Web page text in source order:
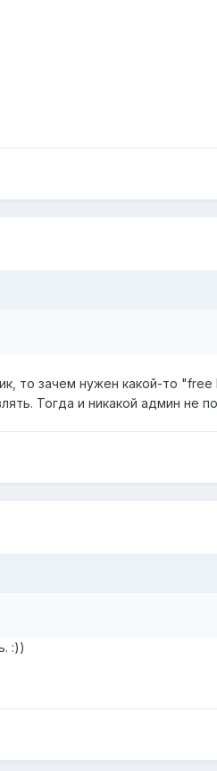
то зачем нужен какой-то
Тогда и никакой админ не
:))